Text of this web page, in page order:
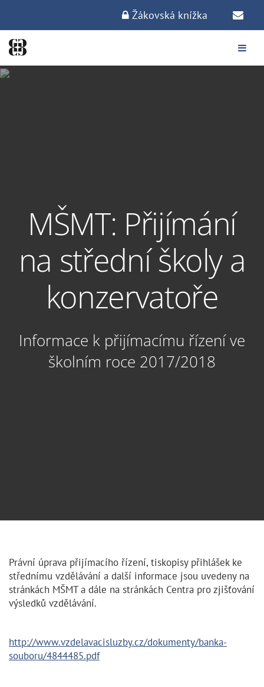
Žákovská knížka
MŠMT: Přijímání
na střední školy a
konzervatoře
Informace k přijímacímu řízení ve
školním roce 2017/2018
Právní úprava přijímacího řízení, tiskopisy přihlášek ke
střednímu vzdělávání a další informace jsou uvedeny na
stránkách MŠMT a dále na stránkách Centra pro zjišťování
výsledků vzdělávání.
http://www.vzdelavacisluzby.cz/dokumenty/banka-
souboru/4844485.pdf